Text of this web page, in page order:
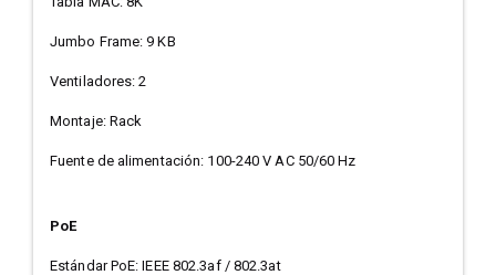
Jumbo Frame: 9 KB
Ventiladores: 2
Montaje: Rack
Fuente de alimentación: 100-240 V AC 50/60 Hz
PoE
Estándar PoE: IEEE 802.3af / 802.3at